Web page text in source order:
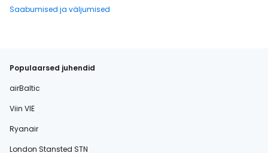
Saabumised ja väljumised
Populaarsed juhendid
airBaltic
Viin VIE
Ryanair
London Stansted STN